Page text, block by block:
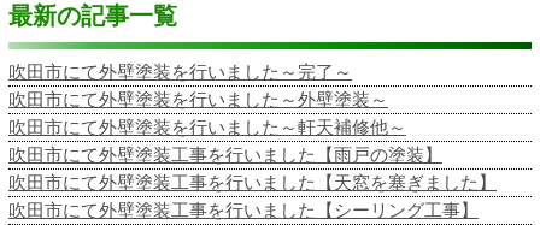
最新の記事一覧
吹田市にて外壁塗装を行いました～完了～
吹田市にて外壁塗装を行いました～外壁塗装～
吹田市にて外壁塗装を行いました～軒天補修他～
吹田市にて外壁塗装工事を行いました【雨戸の塗装】
吹田市にて外壁塗装工事を行いました【天窓を塞ぎました】
吹田市にて外壁塗装工事を行いました【シーリング工事】